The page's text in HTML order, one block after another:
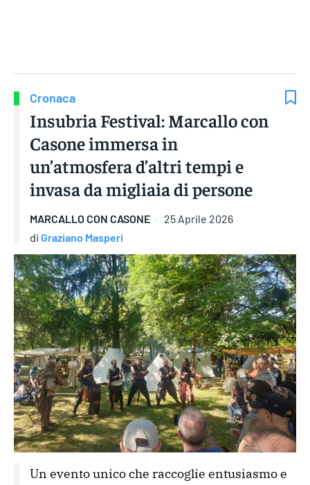
Cronaca
Insubria Festival: Marcallo con
Casone immersa in
un’atmosfera d’altri tempi e
invasa da migliaia di persone
MARCALLO CON CASONE
25 Aprile 2026
di Graziano Masperi
Un evento unico che raccoglie entusiasmo e